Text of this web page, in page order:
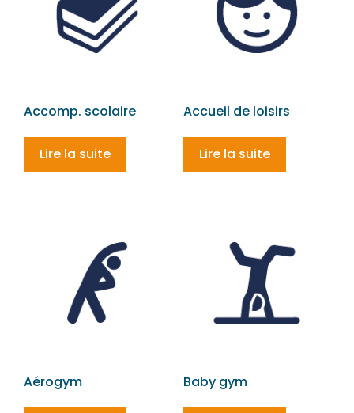
Accomp. scolaire
Lire la suite
Accueil de loisirs
Lire la suite
Aérogym Baby gym